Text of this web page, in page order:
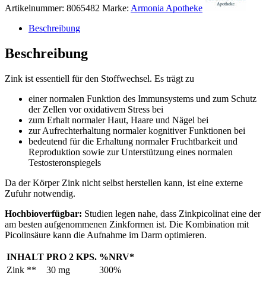
Artikelnummer: 8065482 Marke: Armonia Apotheke
Beschreibung
Beschreibung
Zink ist essentiell für den Stoffwechsel. Es trägt zu
einer normalen Funktion des Immunsystems und zum Schutz
der Zellen vor oxidativem Stress bei
zum Erhalt normaler Haut, Haare und Nägel bei
zur Aufrechterhaltung normaler kognitiver Funktionen bei
bedeutend für die Erhaltung normaler Fruchtbarkeit und
Reproduktion sowie zur Unterstützung eines normalen
Testosteronspiegels
Da der Körper Zink nicht selbst herstellen kann, ist eine externe
Zufuhr notwendig.
Hochbioverfügbar: Studien legen nahe, dass Zinkpicolinat eine der
am besten aufgenommenen Zinkformen ist. Die Kombination mit
Picolinsäure kann die Aufnahme im Darm optimieren.
INHALT PRO 2 KPS. %NRV*
Zink **
30 mg 300%